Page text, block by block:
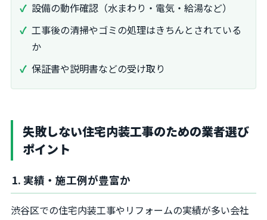
設備の動作確認（水まわり・電気・給湯など）
工事後の清掃やゴミの処理はきちんとされている
か
保証書や説明書などの受け取り
失敗しない住宅内装工事のための業者選び
ポイント
1. 実績・施工例が豊富か
渋谷区での住宅内装工事やリフォームの実績が多い会社